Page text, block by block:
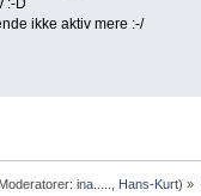
:-D
ikke aktiv mere :-/
ina..... Hans-Kurt) »